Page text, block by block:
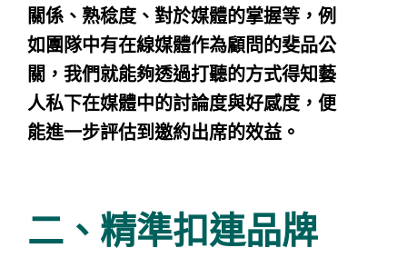
關係、熟稔度、對於媒體的掌握等 ，例
如團隊中有在線媒體作為顧問的斐品公
關，我們就能夠透過打聽的方式得知藝
人私下在媒體中的討論度與好感度，便
能進一步評估到邀約出席的效益。
二、精準扣連品牌